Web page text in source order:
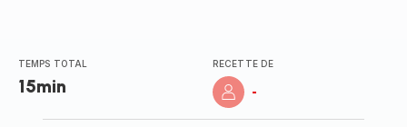
TEMPS TOTAL
15min
RECETTE DE
-